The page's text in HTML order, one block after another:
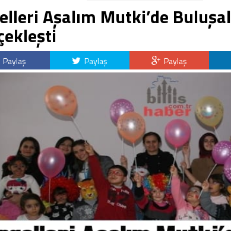
Aşalım Mutki’de
Paylaş Paylaş Paylaş